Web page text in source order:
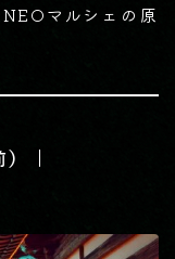
マルシェの原
｜